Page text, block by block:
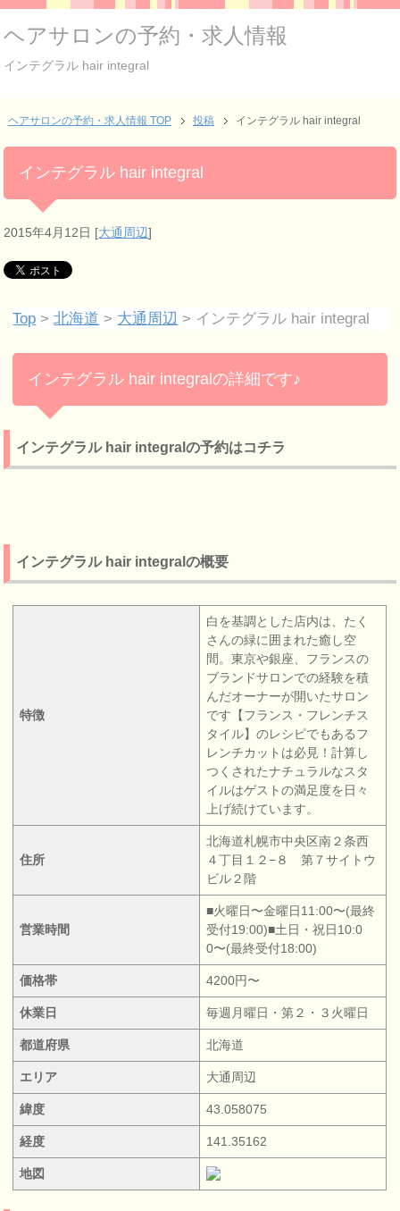
ヘアサロンの予約・求人情報
インテグラル hair integral
ヘアサロンの予約・求人情報 TOP 投稿 インテグラル hair integral
インテグラル hair integral
2015年4月12日 [大通周辺]
Top >北海道 > 大通周辺 > インテグラル hair integral
インテグラル hair integralの詳細です♪
インテグラル hair integralの予約はコチラ
インテグラル hair integralの概要
特徴
白を基調とした店内は、たく
さんの緑に囲まれた癒し空
間。東京や銀座、フランスの
ブランドサロンでの経験を積
んだオーナーが開いたサロン
です【フランス・フレンチス
タイル】のレシピでもあるフ
レンチカットは必見！計算し
つくされたナチュラルなスタ
イルはゲストの満足度を日々
上げ続けています。
住所
北海道札幌市中央区南２条西
４丁目１２−８ 第７サイトウ
ビル２階
営業時間
■火曜日〜金曜日11:00〜(最終
受付19:00)■土日・祝日10:0
0〜(最終受付18:00)
価格帯 4200円〜
休業日 毎週月曜日・第２・３火曜日
都道府県 北海道
エリア 大通周辺
緯度 43.058075
経度 141.35162
地図